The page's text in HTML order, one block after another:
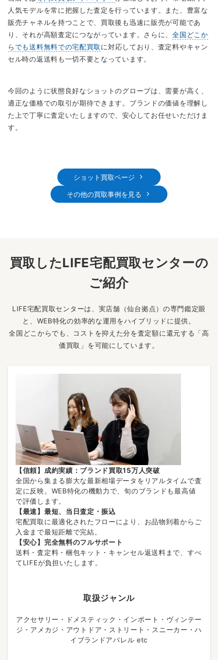
人気モデルを常に把握した査定を行っています。また、豊富な
販売チャネルを持つことで、買取後も迅速に販売が可能であ
り、それが高額査定につながっています。さらに、全国どこか
らでも送料無料での宅配買取 に対応しており、査定料やキャン
セル時の返送料も一切不要となっています。
今回のように状態良好なショットのグローブは、需要が高く、
適正な価格での取引が期待できます。ブランドの価値を理解し
た上で丁寧に査定いたしますので、安心してお任せいただけま
す。
ショット買取ページ
その他の買取事例を見る
買取したLIFE宅配買取センターの
ご紹介
LIFE宅配買取センターは、実店舗（仙台拠点）の専門鑑定眼
と、WEB特化の効率的な運用をハイブリッドに提供。
全国どこからでも、コストを抑えた分を査定額に還元する「高
価買取」を可能にしています。
【信頼】成約実績：ブランド買取15万人突破
全国から集まる膨大な最新相場データをリアルタイムで査
定に反映。WEB特化の機動力で、旬のブランドも最高値
で評価します。
【最速】最短、当日査定・振込
宅配買取に最適化されたフローにより、お品物到着からご
入金まで最短距離で完結。
【安心】完全無料のフルサポート
送料・査定料・梱包キット・キャンセル返送料まで、すべ
てLIFEが負担いたします。
取扱ジャンル
アクセサリー・ドメスティック・インポート・ヴィンテー
ジ・アメカジ・アウトドア・ストリート・スニーカー・ハ
イブランドアパレル etc